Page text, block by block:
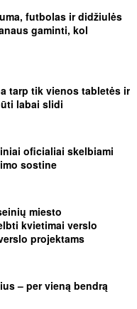
futbolas ir didžiulės
gaminti, kol
tarp tik vienos tabletės ir
labai slidi
oficialiai skelbiami
sostine
miesto
kvietimai verslo
projektams
– per vieną bendrą